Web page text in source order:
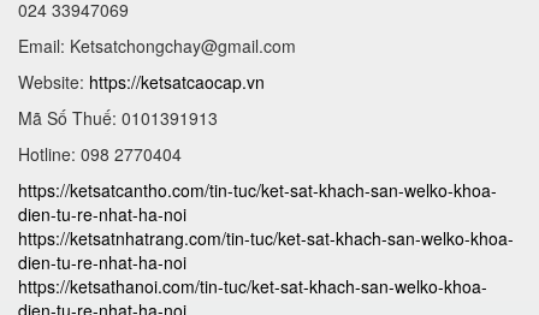
024 33947069
Email: Ketsatchongchay@gmail.com
Website: https://ketsatcaocap.vn
Mã Số Thuế: 0101391913
Hotline: 098 2770404
https://ketsatcantho.com/tin-tuc/ket-sat-khach-san-welko-khoa-
dien-tu-re-nhat-ha-noi
https://ketsatnhatrang.com/tin-tuc/ket-sat-khach-san-welko-khoa-
dien-tu-re-nhat-ha-noi
https://ketsathanoi.com/tin-tuc/ket-sat-khach-san-welko-khoa-
dien-tu-re-nhat-ha-noi